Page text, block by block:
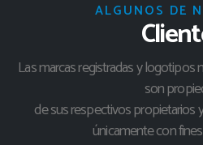
ALGUNOS DE
Las marcas registradas y
son
de sus respectivos propietarios
únicamente con